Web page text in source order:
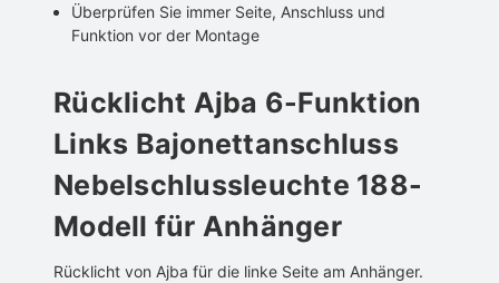
Überprüfen Sie immer Seite, Anschluss und
Funktion vor der Montage
Rücklicht Ajba 6-Funktion
Links Bajonettanschluss
Nebelschlussleuchte 188-
Modell für Anhänger
Rücklicht von Ajba für die linke Seite am Anhänger.